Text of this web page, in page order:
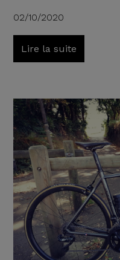
02/10/2020
Lire la suite